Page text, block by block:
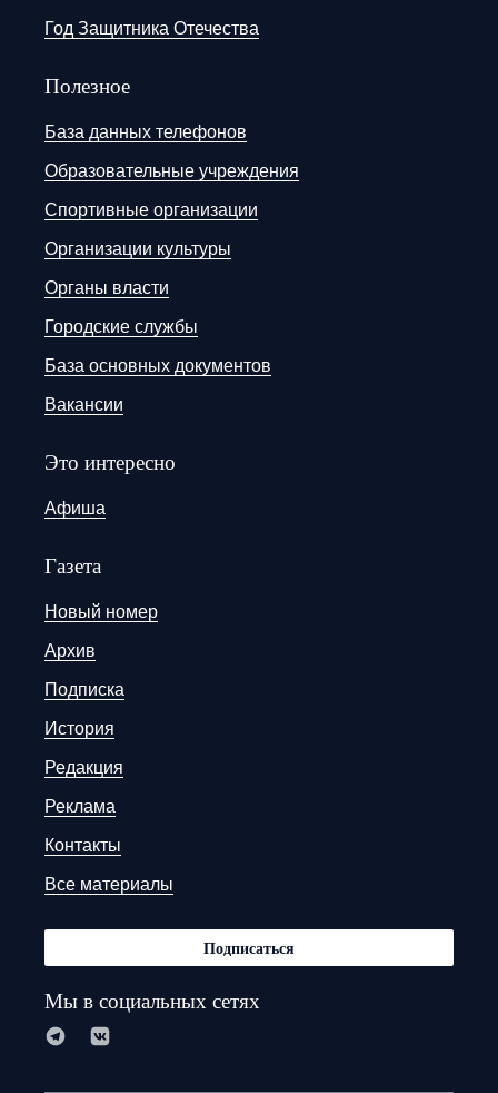
Год Защитника Отечества
Полезное
База данных телефонов
Образовательные учреждения
Спортивные организации
Организации культуры
Органы власти
Городские службы
База основных документов
Вакансии
Это интересно
Афиша
Газета
Новый номер
Архив
Подписка
История
Редакция
Реклама
Контакты
Все материалы
Подписаться
Мы в социальных сетях